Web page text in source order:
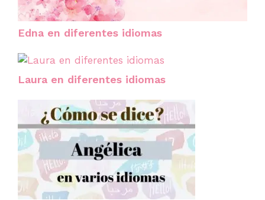
Edna en diferentes idiomas
Laura en diferentes idiomas